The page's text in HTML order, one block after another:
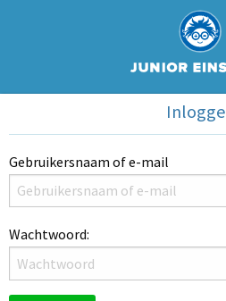
Gebruikersnaam of e-mail
Wachtwoord: